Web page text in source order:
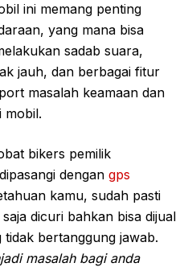
ini memang penting
yang mana bisa
sadab suara,
jauh, dan berbagai fitur
masalah keamaan dan
mobil.
bikers pemilik
dengan gps
kamu, sudah pasti
dicuri bahkan bisa dijual
bertanggung jawab.
masalah bagi anda